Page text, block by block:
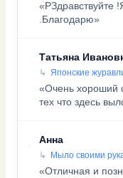
«PЗдравствуйте
.Благодарю»
Татьяна
Японские
«Очень хороший
тех что здесь
Анна
Мыло своими
«Отличная и